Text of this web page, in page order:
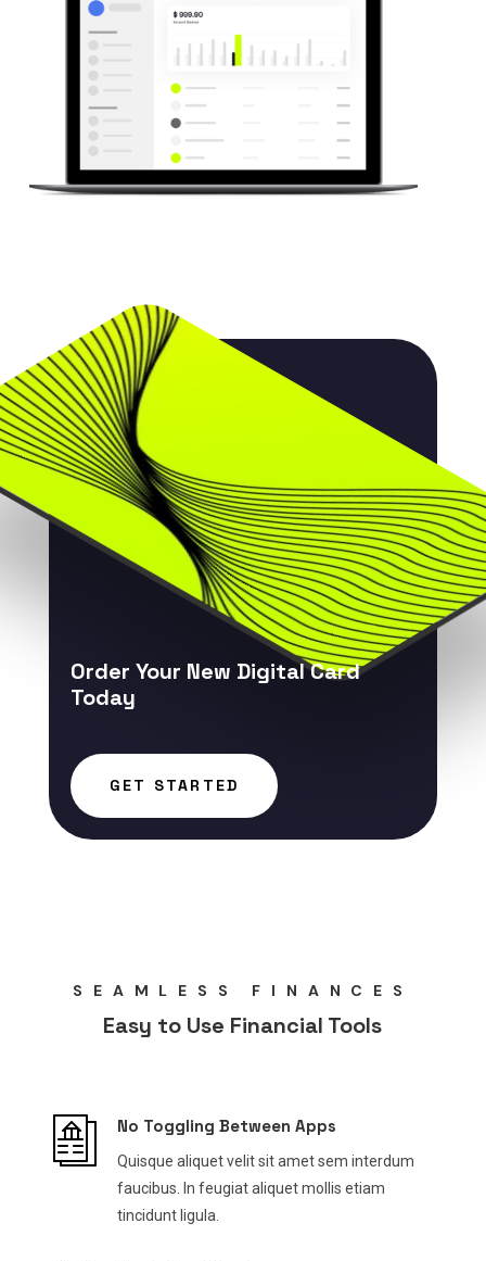
Order Your New Digital Card
Today
GET STARTED
SEAMLESS FINANCES
Easy to Use Financial Tools
No Toggling Between Apps
Quisque aliquet velit sit amet sem interdum
faucibus. In feugiat aliquet mollis etiam
tincidunt ligula.